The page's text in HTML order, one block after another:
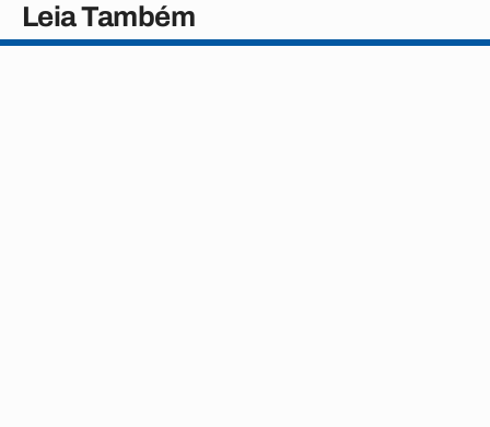
Leia Também